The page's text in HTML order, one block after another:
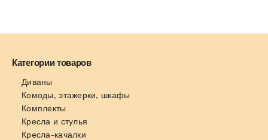
Категории товаров
Диваны
Комоды, этажерки, шкафы
Комплекты
Кресла и стулья
Кресла-качалки